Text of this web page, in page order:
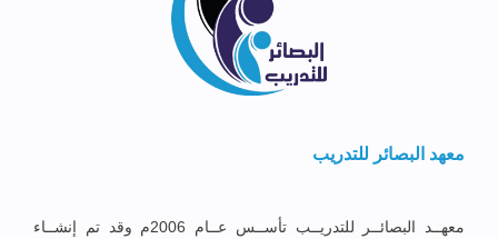
معهد البصائر للتدريب
معهــد البصائــر للتدريــب تأســس عــام 2006م وقد تم إنشــاء